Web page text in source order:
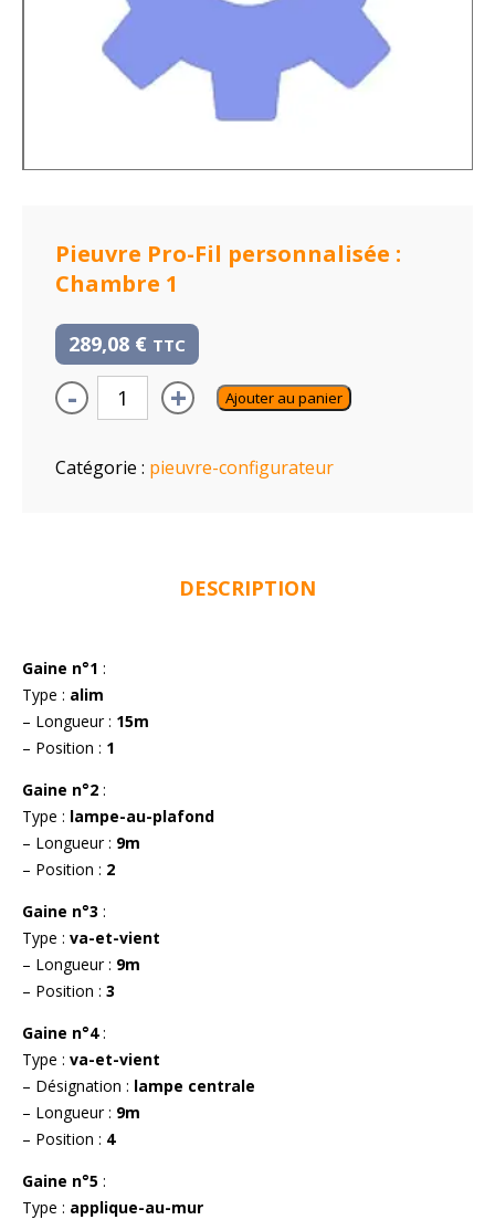
Pieuvre Pro-Fil personnalisée :
Chambre 1
289,08 € TTC
- + Ajouter au panier
Catégorie : pieuvre-configurateur
DESCRIPTION
Gaine n°1 :
Type : alim
– Longueur : 15m
– Position : 1
Gaine n°2 :
Type : lampe-au-plafond
– Longueur : 9m
– Position : 2
Gaine n°3 :
Type : va-et-vient
– Longueur : 9m
– Position : 3
Gaine n°4:
Type : va-et-vient
– Désignation : lampe centrale
– Longueur : 9m
– Position : 4
Gaine n°5 :
Type : applique-au-mur